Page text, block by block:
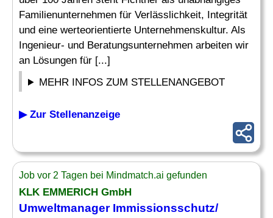
Familienunternehmen für Verlässlichkeit, Integrität
und eine werteorientierte Unternehmenskultur. Als
Ingenieur- und Beratungsunternehmen arbeiten wir
an Lösungen für [...]
MEHR INFOS ZUM STELLENANGEBOT
▶ Zur Stellenanzeige
Job vor 2 Tagen bei Mindmatch.ai gefunden
KLK EMMERICH GmbH
Umweltmanager Immissionsschutz/